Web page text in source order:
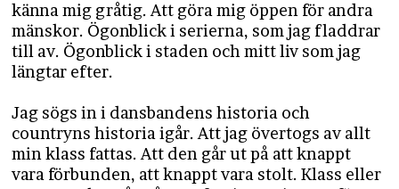
känna mig gråtig. Att göra mig öppen för andra
mänskor. Ögonblick i serierna, som jag fladdrar
till av. Ögonblick i staden och mitt liv som jag
längtar efter.
Jag sögs in i dansbandens historia och
countryns historia igår. Att jag övertogs av allt
min klass fattas. Att den går ut på att knappt
vara förbunden, att knappt vara stolt. Klass eller